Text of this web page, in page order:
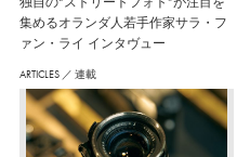
集めるオランダ人若手作家サラ・フ
ァン・ライ インタヴュー
ARTICLES ／ 連載